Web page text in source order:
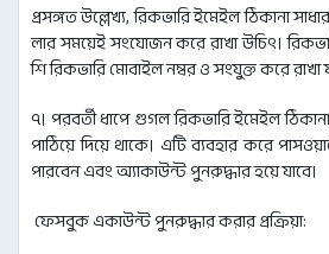
প্রসঙ্গত উল্লেখ্য, রিকভারি ইমেইল ঠিকানা
লার সময়েই সংযোজন করে রাখা উচিৎ।
শি রিকভারি মোবাইল নম্বর ও সংযুক্ত করে রাখা
৭। পরবর্তী ধাপে গুগল রিকভারি ইমেইল
পাঠিয়ে দিয়ে থাকে। এটি ব্যবহার করে
পারবেন এবং অ্যাকাউন্ট পুনরুদ্ধার হয়ে যাবে।
ফেসবুক একাউন্ট পুনরুদ্ধার করার প্রক্রিয়া: